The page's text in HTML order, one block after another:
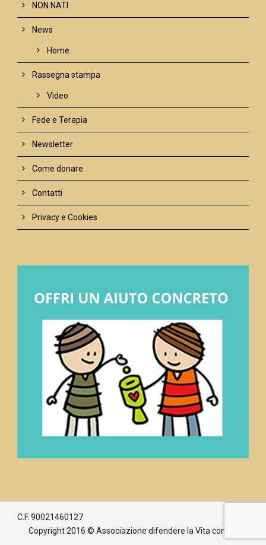
NON NATI
News
Home
Rassegna stampa
Video
Fede e Terapia
Newsletter
Come donare
Contatti
Privacy e Cookies
C.F. 90021460127
Copyright 2016 © Associazione difendere la Vita con Maria